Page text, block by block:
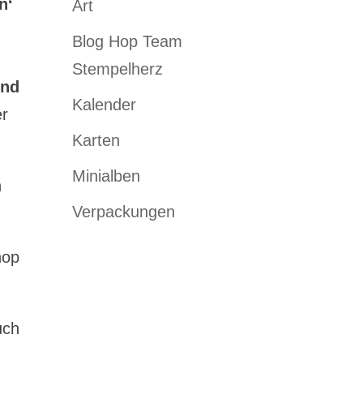
Art
Blog Hop Team
Stempelherz
Kalender
Karten
Minialben
Verpackungen